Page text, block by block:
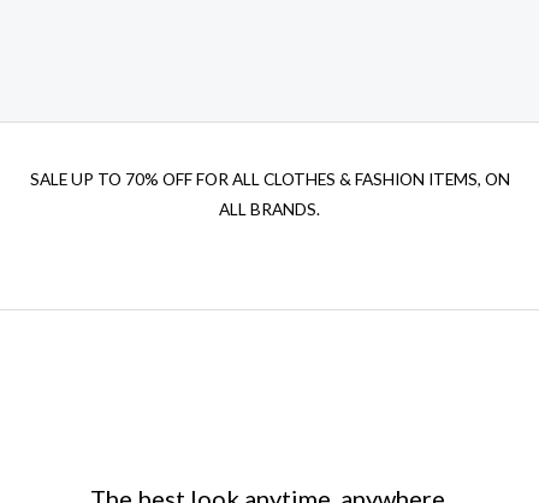
SALE UP TO 70% OFF FOR ALL CLOTHES & FASHION ITEMS, ON
ALL BRANDS.